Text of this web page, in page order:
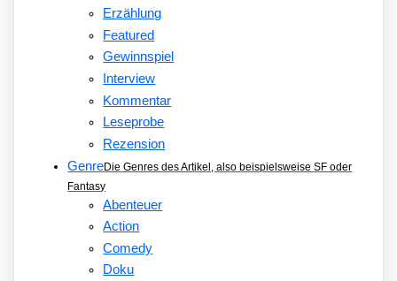
Erzählung
Featured
Gewinnspiel
Interview
Kommentar
Leseprobe
Rezension
GenreDie Genres des Artikel, also beispielsweise SF oder
Fantasy
Abenteuer
Action
Comedy
Doku